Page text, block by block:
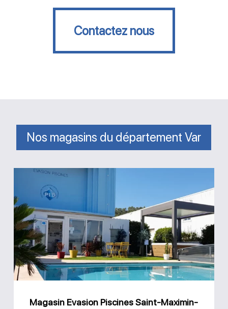
Contactez nous
Contactez nous
Nos magasins du département Var
Piscines
Saint-
Maximin-
la-
Sainte-
Magasin Evasion Piscines Saint-Maximin-